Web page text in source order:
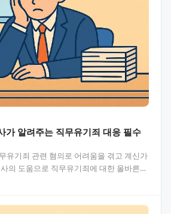
가 알려주는 직무유기죄 대응 필수
유기죄 관련 혐의로 어려움을 겪고 계신가
의 도움으로 직무유기죄에 대한 올바른
략을 알려드립니다. 공무원의 의무와…